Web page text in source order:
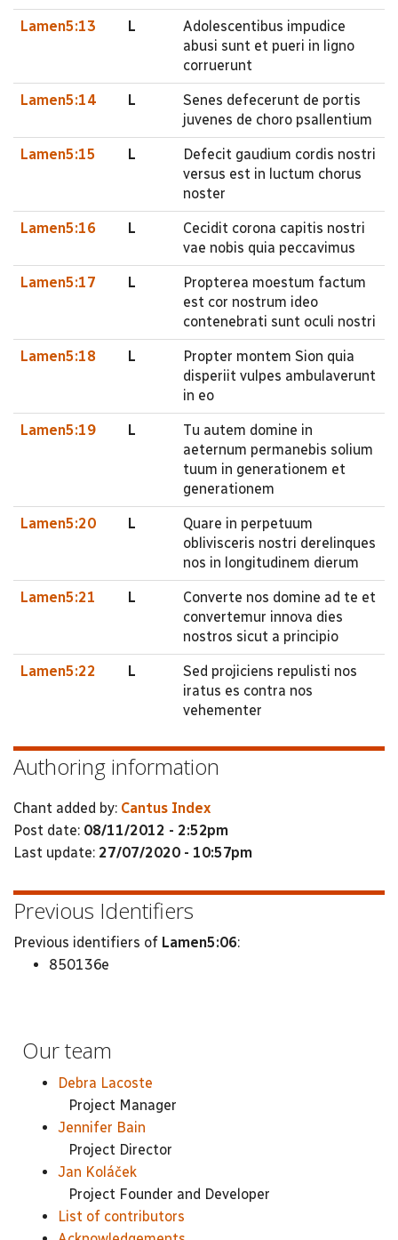
Lamen5:13 L
Adolescentibus impudice
abusi sunt et pueri in ligno
corruerunt
Lamen5:14 L
Senes defecerunt de portis
juvenes de choro psallentium
Lamen5:15 L
Defecit gaudium cordis nostri
versus est in luctum chorus
noster
Lamen5:16 L
Cecidit corona capitis nostri
vae nobis quia peccavimus
Lamen5:17 L
Propterea moestum factum
est cor nostrum ideo
contenebrati sunt oculi nostri
Lamen5:18 L
Propter montem Sion quia
disperiit vulpes ambulaverunt
in eo
Lamen5:19 L
Tu autem domine in
aeternum permanebis solium
tuum in generationem et
generationem
Lamen5:20 L
Quare in perpetuum
oblivisceris nostri derelinques
nos in longitudinem dierum
Lamen5:21 L
Converte nos domine ad te et
convertemur innova dies
nostros sicut a principio
Lamen5:22 L
Sed projiciens repulisti nos
iratus es contra nos
vehementer
Authoring information
Chant added by: Cantus Index
Post date: 08/11/2012 - 2:52pm
Last update: 27/07/2020 - 10:57pm
Previous Identifiers
Previous identifiers of Lamen5:06:
850136e
Our team
Debra Lacoste
Project Manager
Jennifer Bain
Project Director
Jan Koláček
Project Founder and Developer
List of contributors